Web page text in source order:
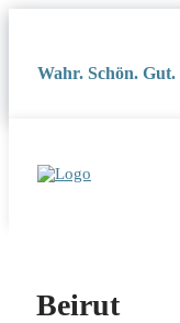
Wahr. Schön.
Beirut